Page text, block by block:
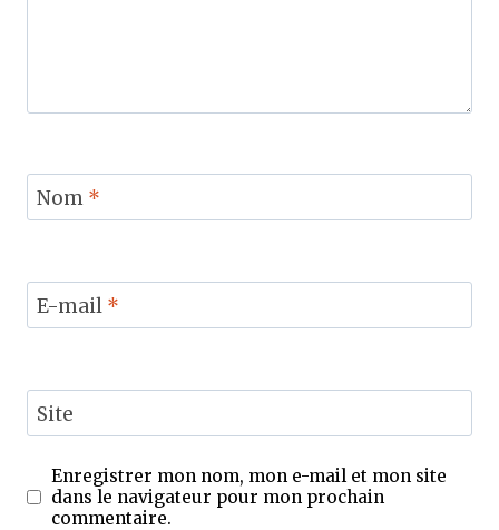
Nom *
E-mail *
Site
Enregistrer mon nom, mon e-mail et mon site
dans le navigateur pour mon prochain
commentaire.